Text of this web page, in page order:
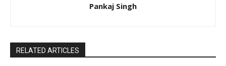
Pankaj Singh
RELATED ARTICLES